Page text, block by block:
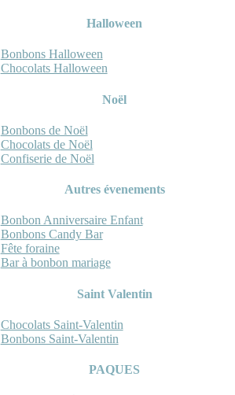
Halloween
Bonbons Halloween
Chocolats Halloween
Noël
Bonbons de Noël
Chocolats de Noël
Confiserie de Noël
Autres évenements
Bonbon Anniversaire Enfant
Bonbons Candy Bar
Fête foraine
Bar à bonbon mariage
Saint Valentin
Chocolats Saint-Valentin
Bonbons Saint-Valentin
PAQUES